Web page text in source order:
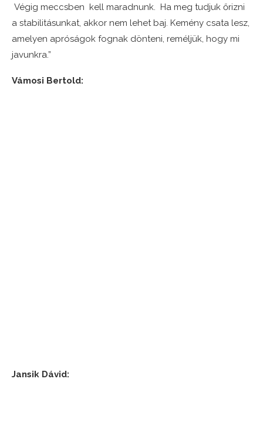
Végig meccsben kell maradnunk. Ha meg tudjuk őrizni
a stabilitásunkat, akkor nem lehet baj. Kemény csata lesz,
amelyen apróságok fognak dönteni, reméljük, hogy mi
javunkra.”
Vámosi Bertold:
Jansik Dávid: